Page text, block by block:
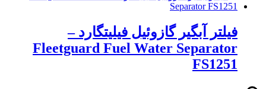
فیلتر آبگیر گازوئیل فیلیتگارد –
Fleetguard Fuel Water Separator
FS1251